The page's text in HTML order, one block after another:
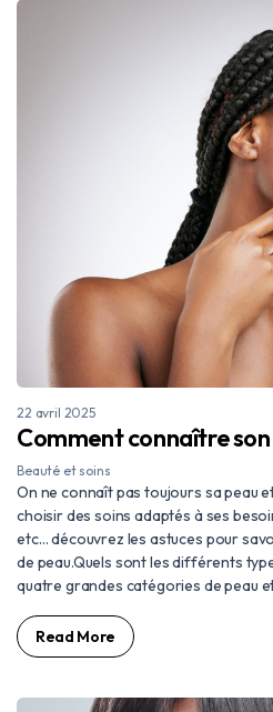
22 avril 2025
Comment connaître
Beauté et soins
On ne connaît pas toujours sa peau
choisir des soins adaptés à ses
etc… découvrez les astuces pour
de peau.Quels sont les différents
quatre grandes catégories de peau
Read More